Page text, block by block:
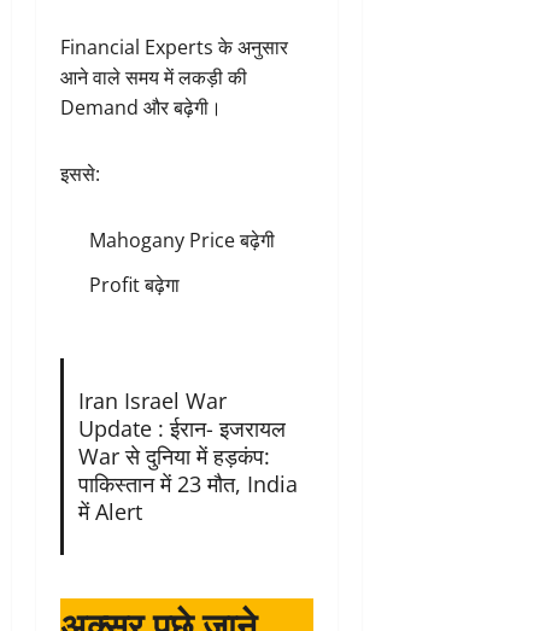
Financial Experts के अनुसार
आने वाले समय में लकड़ी की
Demand और बढ़ेगी।
इससे:
Mahogany Price बढ़ेगी
Profit बढ़ेगा
Iran Israel War
Update : ईरान- इजरायल
War से दुनिया में हड़कंप:
पाकिस्तान में 23 मौत, India
में Alert